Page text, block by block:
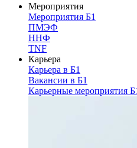
Мероприятия
Мероприятия Б1
ПМЭФ
ННФ
TNF
Карьера
Карьера в Б1
Вакансии в Б1
Карьерные мероприятия